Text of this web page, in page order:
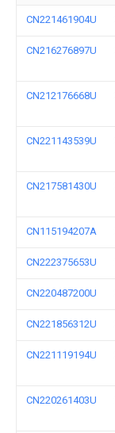
CN221461904U
CN216276897U
CN212176668U
CN221143539U
CN217581430U
CN115194207A
CN222375653U
CN220487200U
CN221856312U
CN221119194U
CN220261403U